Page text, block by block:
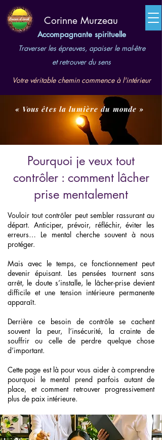
​Corinne Murzeau
Accompagnante spirituelle
Traverser les épreuves, apaiser le mal-être
et retrouver du sens
Votre véritable chemin commence à l'intérieur
« Vous êtes la lumière du monde »
Pourquoi je veux tout
contrôler : comment lâcher
prise mentalement
Vouloir tout contrôler peut sembler rassurant au
départ. Anticiper, prévoir, réfléchir, éviter les
erreurs… Le mental cherche souvent à nous
protéger.
Mais avec le temps, ce fonctionnement peut
devenir épuisant. Les pensées tournent sans
arrêt, le doute s’installe, le lâcher-prise devient
difficile et une tension intérieure permanente
apparaît.
Derrière ce besoin de contrôle se cachent
souvent la peur, l’insécurité, la crainte de
souffrir ou celle de perdre quelque chose
d’important.
Cette page est là pour vous aider à comprendre
pourquoi le mental prend parfois autant de
place, et comment retrouver progressivement
plus de paix intérieure.